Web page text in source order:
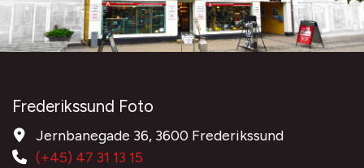
Frederikssund Foto
Jernbanegade 36, 3600 Frederikssund
(+45) 47 31 13 15